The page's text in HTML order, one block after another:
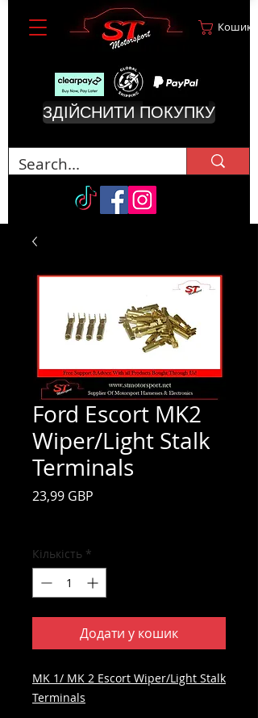
Кошик
ЗДІЙСНИТИ ПОКУПКУ
Ford Escort MK2
Wiper/Light Stalk
Terminals
23,99 GBP
Кількість *
Додати у кошик
MK 1/ MK 2 Escort Wiper/Light Stalk
Terminals